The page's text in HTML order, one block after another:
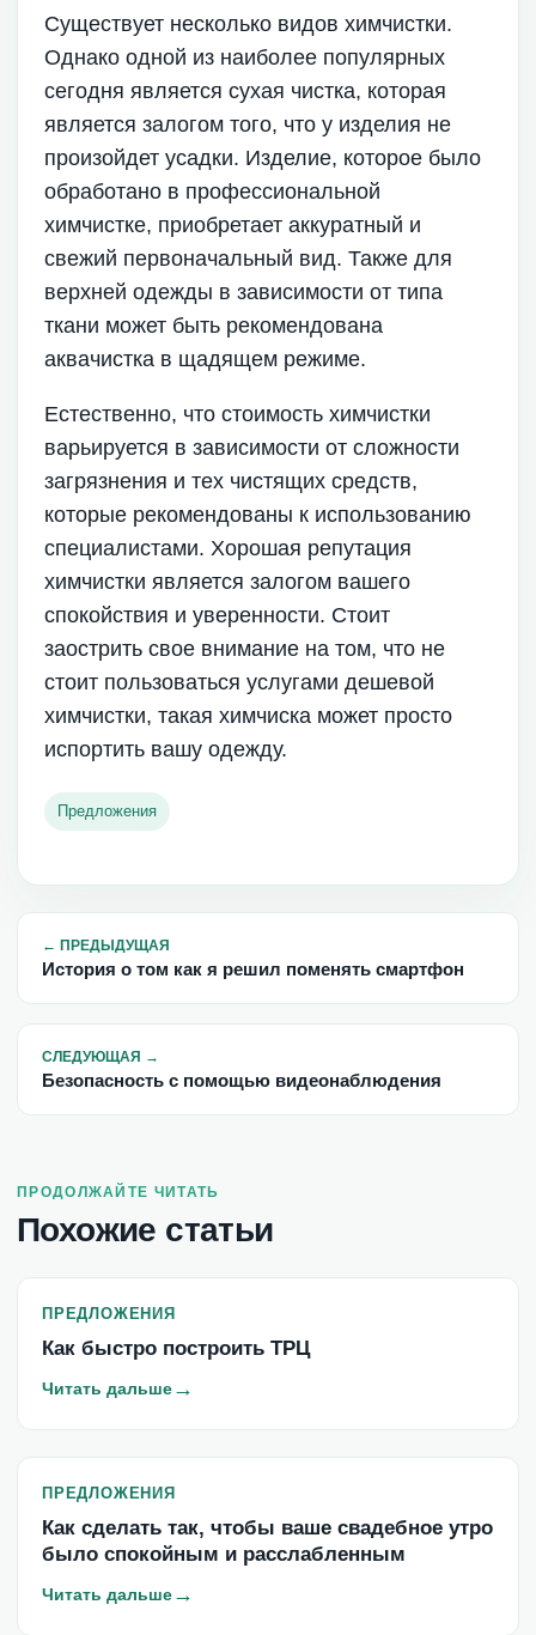
Существует несколько видов химчистки.
Однако одной из наиболее популярных
сегодня является сухая чистка, которая
является залогом того, что у изделия не
произойдет усадки. Изделие, которое было
обработано в профессиональной
химчистке, приобретает аккуратный и
свежий первоначальный вид. Также для
верхней одежды в зависимости от типа
ткани может быть рекомендована
аквачистка в щадящем режиме.
Естественно, что стоимость химчистки
варьируется в зависимости от сложности
загрязнения и тех чистящих средств,
которые рекомендованы к использованию
специалистами. Хорошая репутация
химчистки является залогом вашего
спокойствия и уверенности. Стоит
заострить свое внимание на том, что не
стоит пользоваться услугами дешевой
химчистки, такая химчиска может просто
испортить вашу одежду.
Предложения
← ПРЕДЫДУЩАЯ
История о том как я решил поменять смартфон
СЛЕДУЮЩАЯ →
Безопасность с помощью видеонаблюдения
ПРОДОЛЖАЙТЕ ЧИТАТЬ
Похожие статьи
ПРЕДЛОЖЕНИЯ
Как быстро построить ТРЦ
Читать дальше→
ПРЕДЛОЖЕНИЯ
Как сделать так, чтобы ваше свадебное утро
было спокойным и расслабленным
Читать дальше→